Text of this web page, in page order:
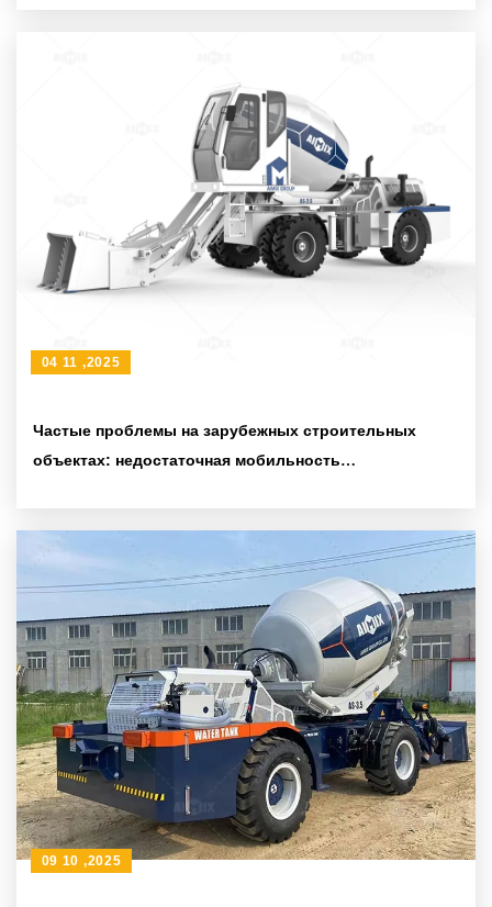
Частые проблемы на зарубежных строительных
объектах: недостаточная мобильность
04 11 ,2025
09 10 ,2025